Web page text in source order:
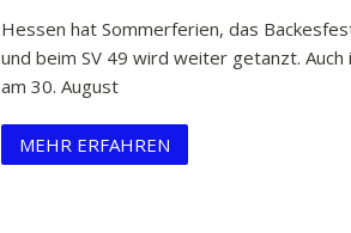
Hessen hat Sommerferien, das
und beim SV 49 wird weiter getanzt. Auch
am 30. August
MEHR ERFAHREN